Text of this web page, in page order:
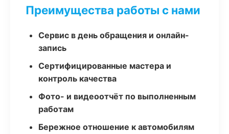
Преимущества работы с нами
Сервис в день обращения и онлайн-
запись
Сертифицированные мастера и
контроль качества
Фото- и видеоотчёт по выполненным
работам
Бережное отношение к автомобилям